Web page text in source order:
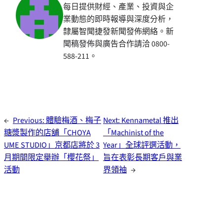
每日提供財經、產業、投資與企
業動態的即時報導與深度分析，
隸屬智聞捷發新聞發佈網絡。新
聞稿發佈與廣告合作請洽 0800-
588-211。
← Previous:體驗梅酒、梅子
糖漿製作的店舖「CHOYA
UME STUDIO」京都店將於 3
月期間限定舉辦「櫻花祭」
活動
Next: Kennametal 推出
「Machinist of the
Year」全球評選活動，
旨在表彰長期客戶與業
界領袖 →